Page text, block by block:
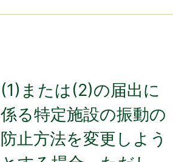
(1)または(2)の届出に
係る特定施設の振動の
防止方法を変更しよう